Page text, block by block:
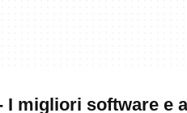
I migliori software e